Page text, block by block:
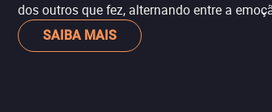
dos outros que fez, alternando entre a
SAIBA MAIS